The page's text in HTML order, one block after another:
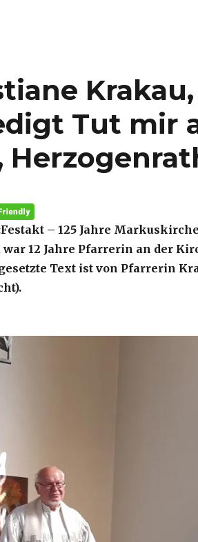
Tut mir
– 125 Jahre
war 12 Jahre Pfarrerin an der
Text ist von Pfarrerin